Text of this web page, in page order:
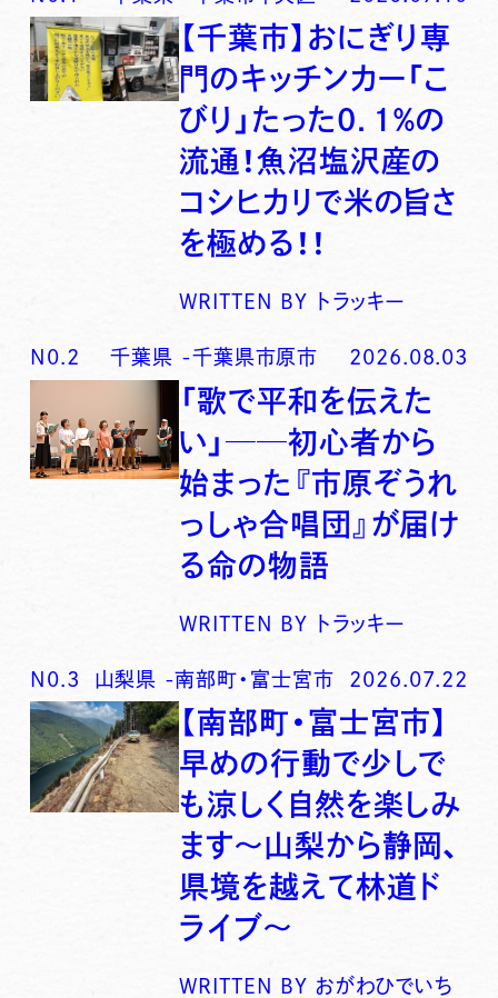
【千葉市】おにぎり専
門のキッチンカー「こ
びり」たった0．1％の
流通！魚沼塩沢産の
コシヒカリで米の旨さ
を極める！！
WRITTEN BY トラッキー
N0. 2 千葉県 -千葉県市原市 2026.08.03
「歌で平和を伝えた
い」──初心者から
始まった『市原ぞうれ
っしゃ合唱団』が届け
る命の物語
WRITTEN BY トラッキー
N0. 3 山梨県 -南部町・富士宮市 2026.07.22
【南部町・富士宮市】
早めの行動で少しで
も涼しく自然を楽しみ
ます〜山梨から静岡、
県境を越えて林道ド
ライブ〜
WRITTEN BY おがわひでいち